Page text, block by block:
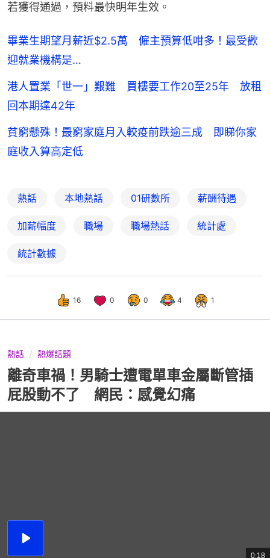
若獲得通過，預料最快明年生效。
畢業生期望月薪近$2.5萬 僱主預算低咁多！最受歡
迎就業機構是…
港人置業「世一」艱難 買樓要工作20至25年 放租
回本期達42年
貧窮懸殊！最窮家庭月入較疫前跌逾三成 即睇你家
庭收入算高定低
熱話 本地熱話 01研數所 薪酬待遇
加薪幅度 職場 職場熱話 統計處
統計數據
16 0 0 4 1
熱話 熱爆話題
離奇車禍！男騎士遭電單車金屬斷管插
屁股動不了 網民：感覺幻痛
播
總
0:18